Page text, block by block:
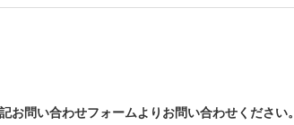
問い合わせフォームよりお問い合わせください。